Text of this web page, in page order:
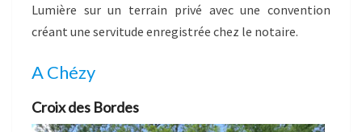
Lumière sur un terrain privé avec une convention
créant une servitude enregistrée chez le notaire.
A Chézy
Croix des Bordes